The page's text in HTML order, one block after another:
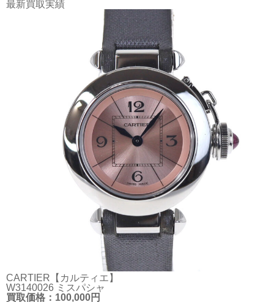
最新買取実績
CARTIER【カルティエ】
W3140026 ミスパシャ
買取価格：100,000円